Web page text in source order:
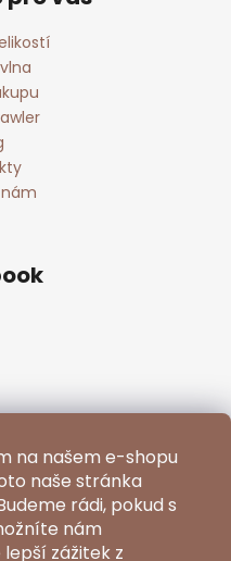
na našem e-shopu
naše stránka
rádi, pokud s
nám
zážitek z